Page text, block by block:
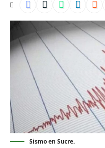
Sismo en Sucre.